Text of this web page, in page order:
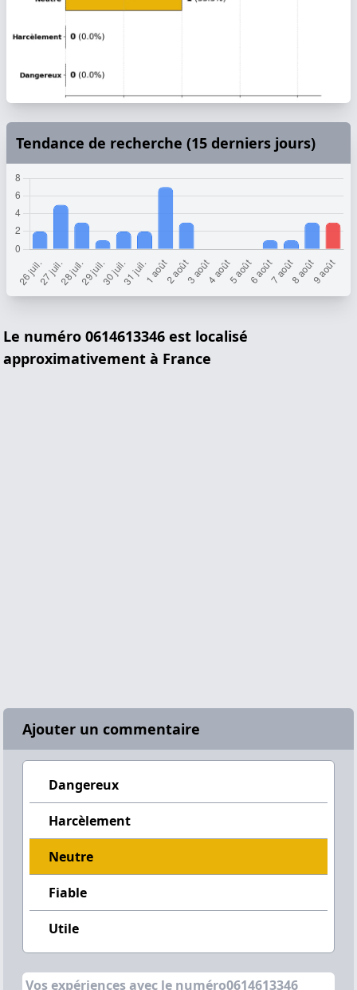
Tendance de recherche (15 derniers jours)
Le numéro 0614613346 est localisé
approximativement à France
Ajouter un commentaire
Dangereux
Harcèlement
Neutre
Fiable
Utile